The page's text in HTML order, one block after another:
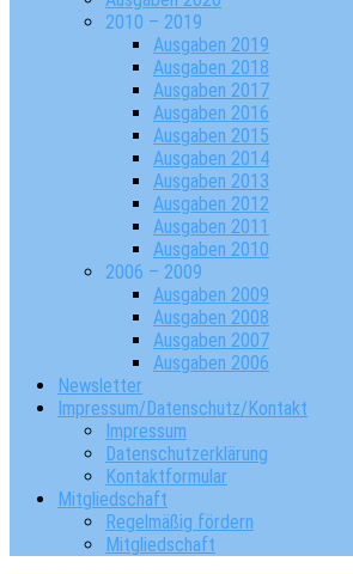
2010 – 2019
Ausgaben 2019
Ausgaben 2018
Ausgaben 2017
Ausgaben 2016
Ausgaben 2015
Ausgaben 2014
Ausgaben 2013
Ausgaben 2012
Ausgaben 2011
Ausgaben 2010
2006 – 2009
Ausgaben 2009
Ausgaben 2008
Ausgaben 2007
Ausgaben 2006
Newsletter
Impressum/Datenschutz/Kontakt
Impressum
Datenschutzerklärung
Kontaktformular
Mitgliedschaft
Regelmäßig fördern
Mitgliedschaft